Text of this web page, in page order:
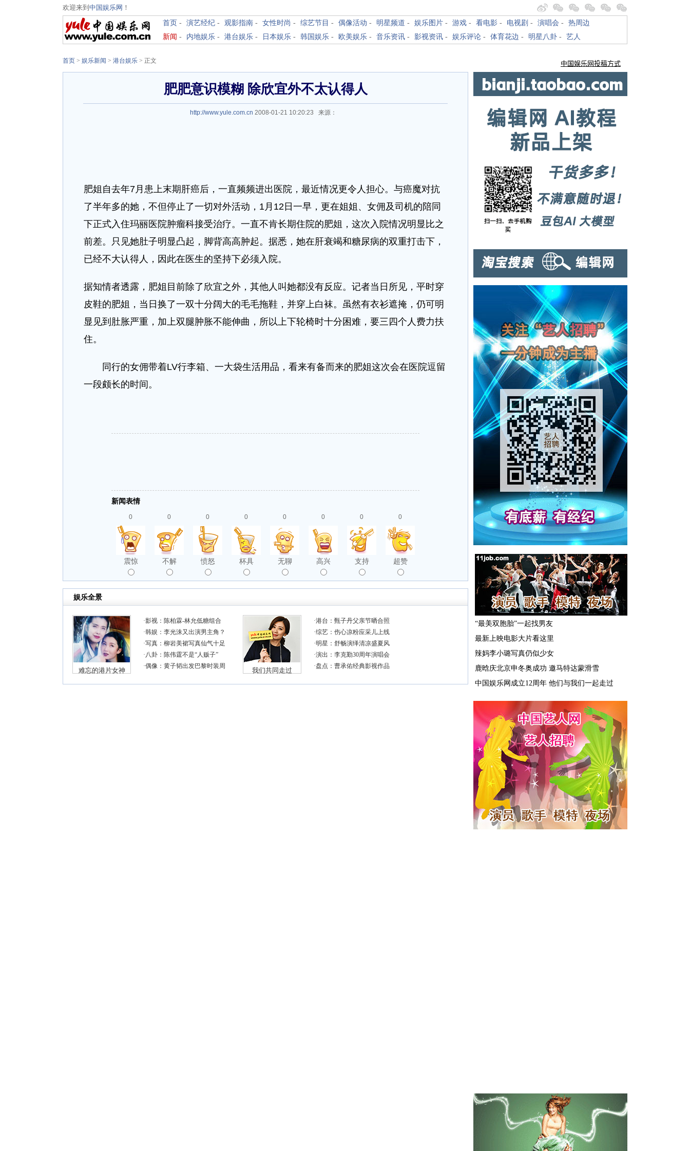
欢迎来到 中国娱乐网 ！
首页 - 演艺经纪 - 观影指南 - 女性时尚 - 综艺节目 - 偶像活动 - 明星频道 - 娱乐图片 - 游戏 - 看电影 - 电视剧 - 演唱会 - 热周边
新闻 - 内地娱乐 - 港台娱乐 - 日本娱乐 - 韩国娱乐 - 欧美娱乐 - 音乐资讯 - 影视资讯 - 娱乐评论 - 体育花边 - 明星八卦 - 艺人
首页 > 娱乐新闻 > 港台娱乐 > 正文
肥肥意识模糊 除欣宜外不太认得人
http://www.yule.com.cn 2008-01-21 10:20:23 来源：
肥姐自去年7月患上末期肝癌后，一直频频进出医院，最近情况更令人担心。与癌魔对抗
了半年多的她，不但停止了一切对外活动，1月12日一早，更在姐姐、女佣及司机的陪同
下正式入住玛丽医院肿瘤科接受治疗。一直不肯长期住院的肥姐，这次入院情况明显比之
前差。只见她肚子明显凸起，脚背高高肿起。据悉，她在肝衰竭和糖尿病的双重打击下，
已经不大认得人，因此在医生的坚持下必须入院。
据知情者透露，肥姐目前除了欣宜之外，其他人叫她都没有反应。记者当日所见，平时穿
皮鞋的肥姐，当日换了一双十分阔大的毛毛拖鞋，并穿上白袜。虽然有衣衫遮掩，仍可明
显见到肚胀严重，加上双腿肿胀不能伸曲，所以上下轮椅时十分困难，要三四个人费力扶
住。
同行的女佣带着LV行李箱、一大袋生活用品，看来有备而来的肥姐这次会在医院逗留
一段颇长的时间。
新闻表情
0
震惊
0
不解
0
愤怒
0
杯具
0
无聊
0
高兴
0
支持
0
超赞